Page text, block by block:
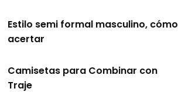
Estilo semi formal masculino, cómo
acertar
Camisetas para Combinar con
Traje